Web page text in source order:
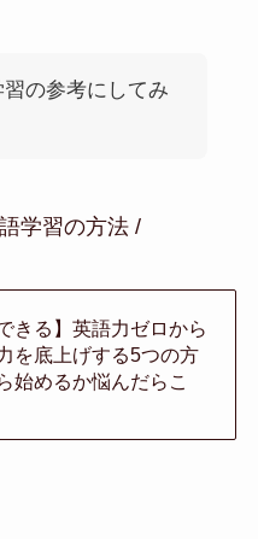
の参考にしてみ
学習の方法 /
きる】英語力ゼロから
を底上げする5つの方
始めるか悩んだらこ